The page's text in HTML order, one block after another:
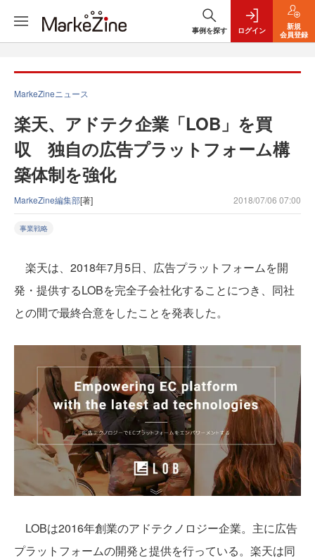
事例を探す ログイン
新規
会員登録
MarkeZineニュース
楽天、アドテク企業「LOB」を買
収 独自の広告プラットフォーム構
築体制を強化
MarkeZine編集部[著] 2018/07/06 07:00
事業戦略
楽天は、2018年7月5日、広告プラットフォームを開
発・提供するLOBを完全子会社化することにつき、同社
との間で最終合意をしたことを発表した。
LOBは2016年創業のアドテクノロジー企業。主に広告
プラットフォームの開発と提供を行っている。楽天は同